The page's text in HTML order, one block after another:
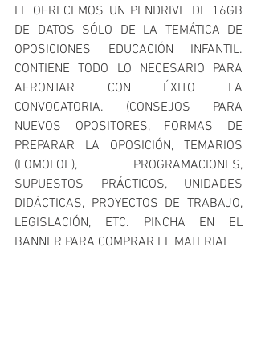
LE OFRECEMOS UN PENDRIVE DE 16GB
DE DATOS SÓLO DE LA TEMÁTICA DE
OPOSICIONES EDUCACIÓN INFANTIL.
CONTIENE TODO LO NECESARIO PARA
AFRONTAR CON ÉXITO LA
CONVOCATORIA. (CONSEJOS PARA
NUEVOS OPOSITORES, FORMAS DE
PREPARAR LA OPOSICIÓN, TEMARIOS
(LOMOLOE), PROGRAMACIONES,
SUPUESTOS PRÁCTICOS, UNIDADES
DIDÁCTICAS, PROYECTOS DE TRABAJO,
LEGISLACIÓN, ETC. PINCHA EN EL
BANNER PARA COMPRAR EL MATERIAL